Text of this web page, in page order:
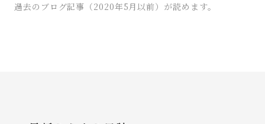
過去のブログ記事（2020年5月以前）が読めます。